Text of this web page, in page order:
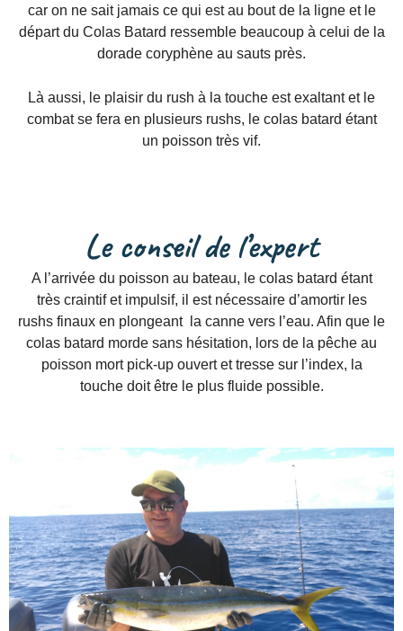
car on ne sait jamais ce qui est au bout de la ligne et le
départ du Colas Batard ressemble beaucoup à celui de la
dorade coryphène au sauts près.
Là aussi, le plaisir du rush à la touche est exaltant et le
combat se fera en plusieurs rushs, le colas batard étant
un poisson très vif.
Le conseil de l’expert
A l’arrivée du poisson au bateau, le colas batard étant
très craintif et impulsif, il est nécessaire d’amortir les
rushs finaux en plongeant la canne vers l’eau. Afin que le
colas batard morde sans hésitation, lors de la pêche au
poisson mort pick-up ouvert et tresse sur l’index, la
touche doit être le plus fluide possible.